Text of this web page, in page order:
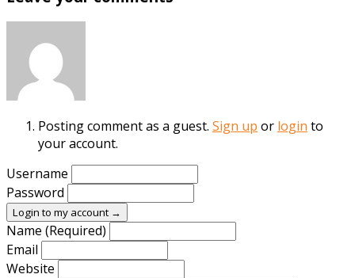
Posting comment as a guest. Sign up or login to
your account.
Username
Password
Login to my account →
Name (Required)
Email
Website